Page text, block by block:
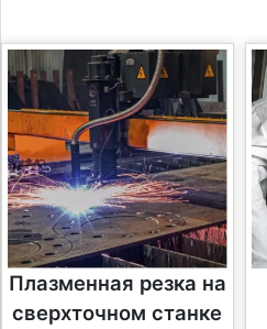
Плазменная резка на
сверхточном станке